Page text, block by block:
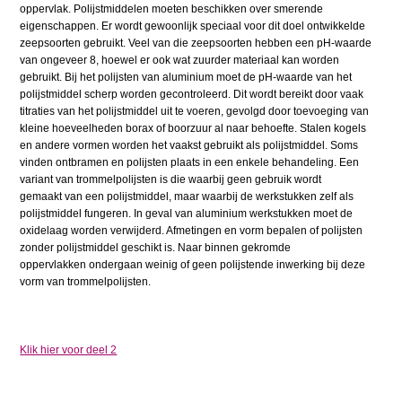
oppervlak. Polijstmiddelen moeten beschikken over smerende
eigenschappen. Er wordt gewoonlijk speciaal voor dit doel ontwikkelde
zeepsoorten gebruikt. Veel van die zeepsoorten hebben een pH-waarde
van ongeveer 8, hoewel er ook wat zuurder materiaal kan worden
gebruikt. Bij het polijsten van aluminium moet de pH-waarde van het
polijstmiddel scherp worden gecontroleerd. Dit wordt bereikt door vaak
titraties van het polijstmiddel uit te voeren, gevolgd door toevoeging van
kleine hoeveelheden borax of boorzuur al naar behoefte. Stalen kogels
en andere vormen worden het vaakst gebruikt als polijstmiddel. Soms
vinden ontbramen en polijsten plaats in een enkele behandeling. Een
variant van trommelpolijsten is die waarbij geen gebruik wordt
gemaakt van een polijstmiddel, maar waarbij de werkstukken zelf als
polijstmiddel fungeren. In geval van aluminium werkstukken moet de
oxidelaag worden verwijderd. Afmetingen en vorm bepalen of polijsten
zonder polijstmiddel geschikt is. Naar binnen gekromde
oppervlakken ondergaan weinig of geen polijstende inwerking bij deze
vorm van trommelpolijsten.
Klik hier voor deel 2